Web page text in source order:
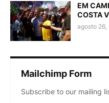
EM
COSTA
agosto 26,
Mailchimp Form
Subscribe to our mailing